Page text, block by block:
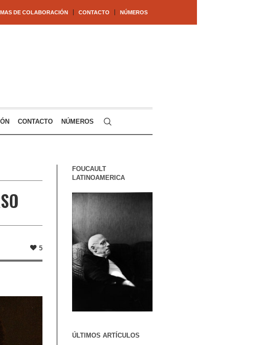
DE COLABORACIÓN CONTACTO NÚMEROS
CONTACTO NÚMEROS
5
FOUCAULT
LATINOAMERICA
ÚLTIMOS ARTÍCULOS